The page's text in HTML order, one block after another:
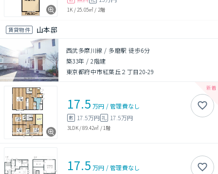
1K /25.05㎡ / 2階
賃貸物件 山本邸
西武多摩川線 / 多磨駅 徒歩6分
築33年 /2階建
東京都府中市紅葉丘２丁目20-29
17.5 万円 /管理費なし
敷 17.5万円 礼 17.5万円
3LDK/89.42㎡ / 1階
17.5 万円 /管理費なし